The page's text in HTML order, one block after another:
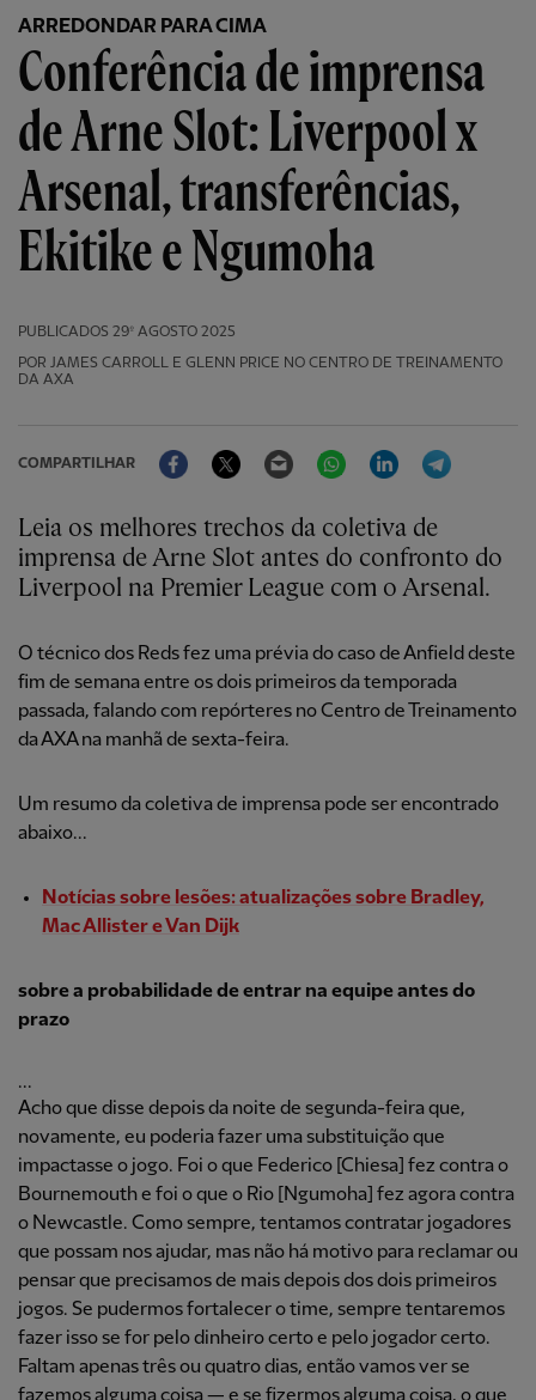
ARREDONDAR PARA CIMA
Conferência de imprensa
de Arne Slot: Liverpool x
Arsenal, transferências,
Ekitike e Ngumoha
PUBLICADOS 29º AGOSTO 2025
POR JAMES CARROLL E GLENN PRICE NO CENTRO DE TREINAMENTO
DA AXA
COMPARTILHAR
FacebookTwitter Email WhatsAppLinkedIn
Leia os melhores trechos da coletiva de
imprensa de Arne Slot antes do confronto do
Liverpool na Premier League com o Arsenal.
O técnico dos Reds fez uma prévia do caso de Anfield deste
fim de semana entre os dois primeiros da temporada
passada, falando com repórteres no Centro de Treinamento
da AXA na manhã de sexta-feira.
Um resumo da coletiva de imprensa pode ser encontrado
abaixo...
Notícias sobre lesões: atualizações sobre Bradley,
Mac Allister e Van Dijk
sobre a probabilidade de entrar na equipe antes do
prazo
...
Acho que disse depois da noite de segunda-feira que,
novamente, eu poderia fazer uma substituição que
impactasse o jogo. Foi o que Federico [Chiesa] fez contra o
Bournemouth e foi o que o Rio [Ngumoha] fez agora contra
o Newcastle. Como sempre, tentamos contratar jogadores
que possam nos ajudar, mas não há motivo para reclamar ou
pensar que precisamos de mais depois dos dois primeiros
jogos. Se pudermos fortalecer o time, sempre tentaremos
fazer isso se for pelo dinheiro certo e pelo jogador certo.
Faltam apenas três ou quatro dias, então vamos ver se